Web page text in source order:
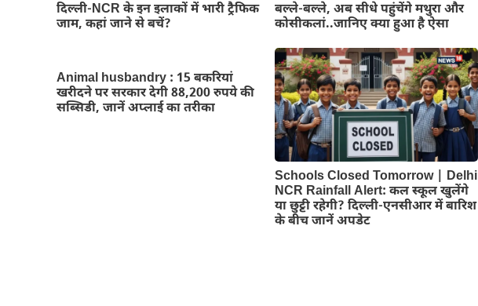
दिल्ली-NCR के इन इलाकों में भारी ट्रैफिक
जाम, कहां जाने से बचें?
बल्ले-बल्ले, अब सीधे पहुंचेंगे मथुरा और
कोसीकलां..जानिए क्या हुआ है ऐसा
Animal husbandry : 15 बकरियां
खरीदने पर सरकार देगी 88,200 रुपये की
सब्सिडी, जानें अप्लाई का तरीका
Schools Closed Tomorrow | Delhi
NCR Rainfall Alert: कल स्कूल खुलेंगे
या छुट्टी रहेगी? दिल्ली-एनसीआर में बारिश
के बीच जानें अपडेट